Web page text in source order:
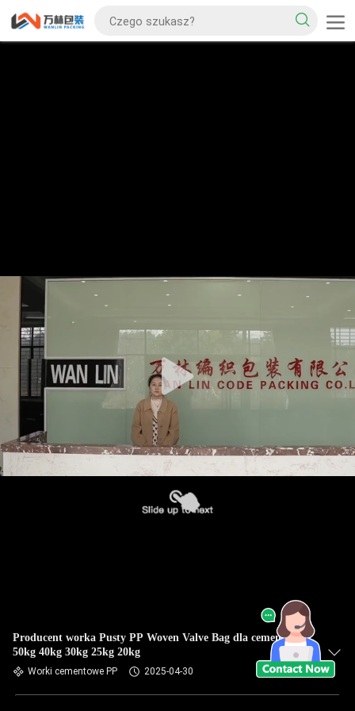
Producent worka Pusty PP Woven Valve Bag dla cementu
50kg 40kg 30kg 25kg 20kg
Worki cementowe PP 2025-04-30